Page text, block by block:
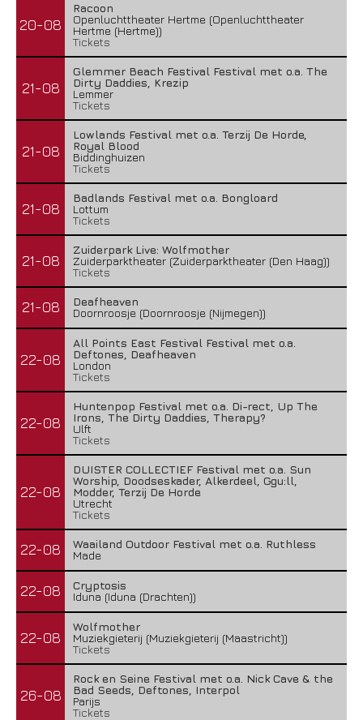
20-08
Racoon
Openluchttheater Hertme (Openluchttheater
Hertme (Hertme))
Tickets
21-08
Glemmer Beach Festival Festival met o.a. The
Dirty Daddies, Krezip
Lemmer
Tickets
21-08
Lowlands Festival met o.a. Terzij De Horde,
Royal Blood
Biddinghuizen
Tickets
21-08
Badlands Festival met o.a. Bongloard
Lottum
Tickets
21-08
Zuiderpark Live: Wolfmother
Zuiderparktheater (Zuiderparktheater (Den Haag))
Tickets
21-08
Deafheaven
Doornroosje (Doornroosje (Nijmegen))
22-08
All Points East Festival Festival met o.a.
Deftones, Deafheaven
London
Tickets
22-08
Huntenpop Festival met o.a. Di-rect, Up The
Irons, The Dirty Daddies, Therapy?
Ulft
Tickets
22-08
DUISTER COLLECTIEF Festival met o.a. Sun
Worship, Doodseskader, Alkerdeel, Ggu:ll,
Modder, Terzij De Horde
Utrecht
Tickets
22-08
Waailand Outdoor Festival met o.a. Ruthless
Made
22-08
Cryptosis
Iduna (Iduna (Drachten))
22-08
Wolfmother
Muziekgieterij (Muziekgieterij (Maastricht))
Tickets
26-08
Rock en Seine Festival met o.a. Nick Cave & the
Bad Seeds, Deftones, Interpol
Parijs
Tickets